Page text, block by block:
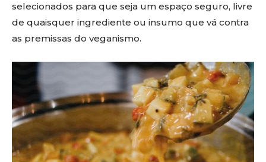
selecionados para que seja um espaço seguro, livre
de quaisquer ingrediente ou insumo que vá contra
as premissas do veganismo.